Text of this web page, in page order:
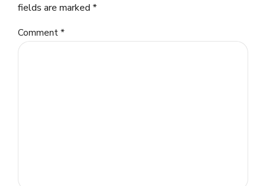
fields are marked *
Comment *